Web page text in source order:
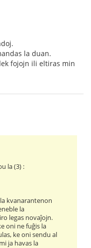
la duan.
fojojn ili eltiras min
la (3) :
kvanarantenon
la
legas novaĵojn.
oni ne fuĝis la
ke oni sendu al
ja havas la